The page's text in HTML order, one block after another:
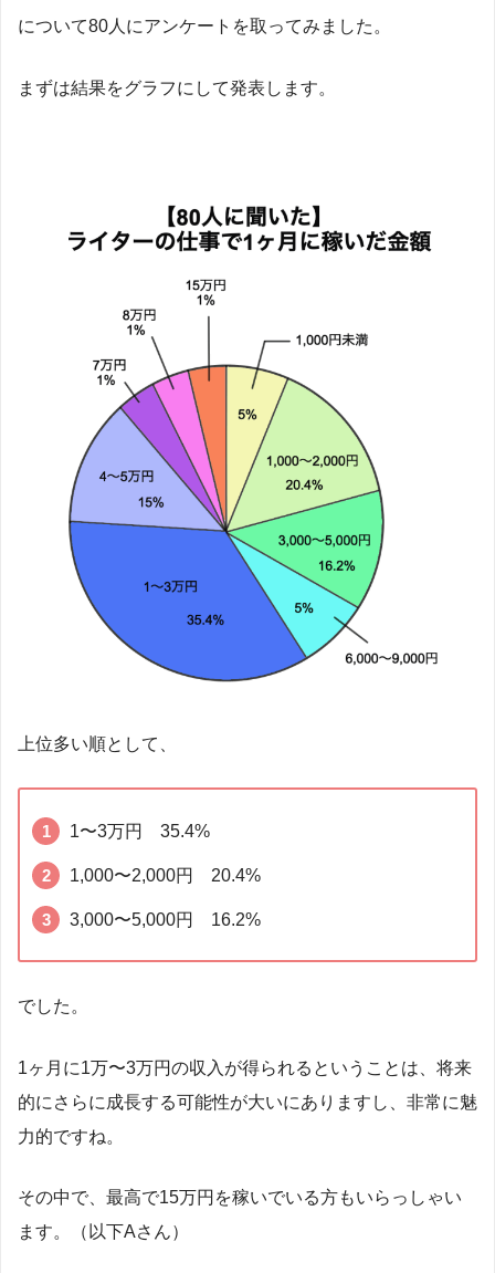
について80人にアンケートを取ってみました。
まずは結果をグラフにして発表します。
上位多い順として、
1〜3万円 35.4%
1,000〜2,000円 20.4%
3,000〜5,000円 16.2%
でした。
1ヶ月に1万〜3万円の収入が得られるということは、将来
的にさらに成長する可能性が大いにありますし、非常に魅
力的ですね。
その中で、最高で15万円を稼いでいる方もいらっしゃい
ます。（以下Aさん）